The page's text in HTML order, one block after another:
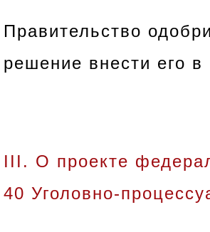
Правительство
решение внести его
III . О проекте
40 Уголовно-